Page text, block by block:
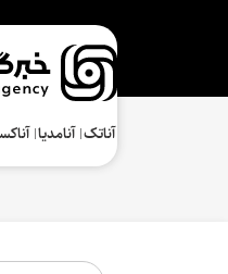
آناتک آنامدیا